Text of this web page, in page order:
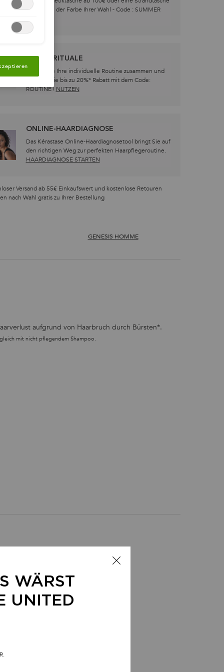
ab 150€ in der Farbe Ihrer Wahl - Code : SUMMER
PFLEGERITUALE
Stellen Sie Ihre individuelle Routine zusammen und
erhalten Sie bis zu 20%* Rabatt mit dem Code:
ROUTINE ! NUTZEN
ONLINE-HAARDIAGNOSE
Das Kérastase Online-Haardiagnosetool bringt Sie auf
den richtigen Weg zur perfekten Haarpflegeroutine.​
HAARDIAGNOSE STARTEN
Versand ab 55€ Einkaufswert und kostenlose Retouren
nach Wahl gratis zu Ihrer Bestellung
GENESIS HOMME
aufgrund von Haarbruch durch Bürsten*.
mit nicht pflegendem Shampoo.
WÄRST
UNITED